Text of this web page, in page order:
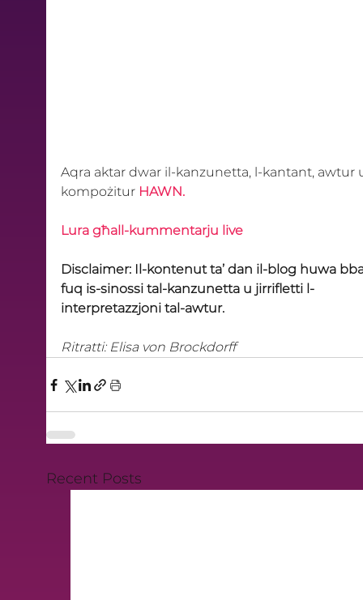
Aqra aktar dwar il-kanzunetta, l-kantant, awtur
kompożitur HAWN.
Lura għall-kummentarju live
Disclaimer: Il-kontenut ta’ dan il-blog huwa
fuq is-sinossi tal-kanzunetta u jirrifletti l-
interpretazzjoni tal-awtur.
Ritratti: Elisa von Brockdorff
Recent Posts